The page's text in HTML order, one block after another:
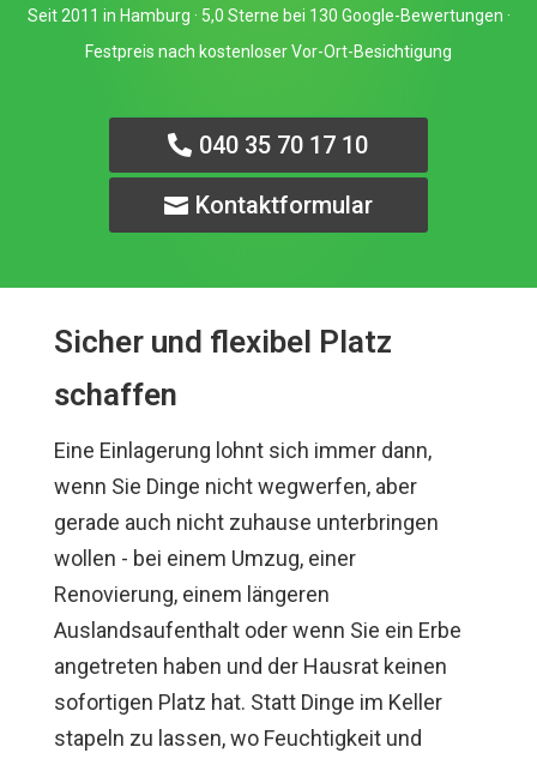
Seit 2011 in Hamburg · 5,0 Sterne bei 130 Google-Bewertungen ·
Festpreis nach kostenloser Vor-Ort-Besichtigung
040 35 70 17 10
Kontaktformular
Sicher und flexibel Platz
schaffen
Eine Einlagerung lohnt sich immer dann,
wenn Sie Dinge nicht wegwerfen, aber
gerade auch nicht zuhause unterbringen
wollen - bei einem Umzug, einer
Renovierung, einem längeren
Auslandsaufenthalt oder wenn Sie ein Erbe
angetreten haben und der Hausrat keinen
sofortigen Platz hat. Statt Dinge im Keller
stapeln zu lassen, wo Feuchtigkeit und